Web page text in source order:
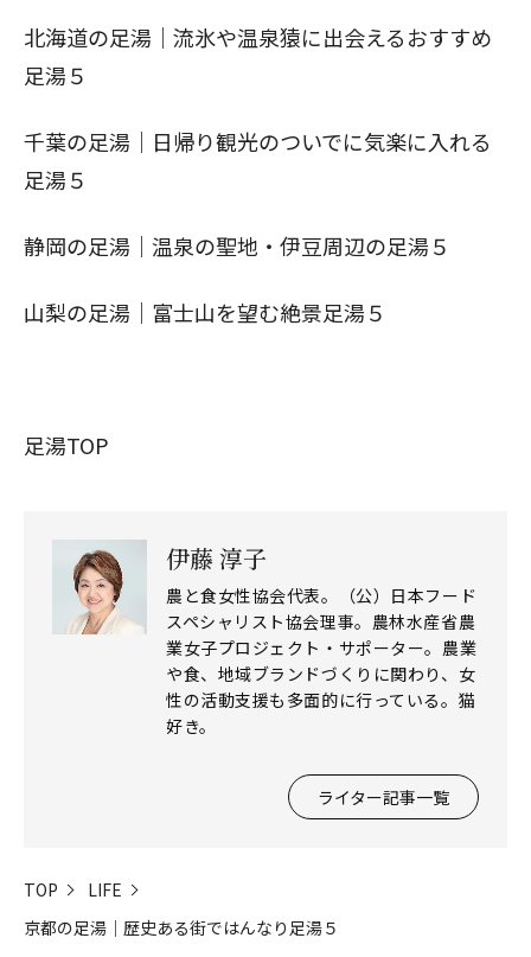
北海道の足湯｜流氷や温泉猿に出会えるおすすめ
足湯５
千葉の足湯｜日帰り観光のついでに気楽に入れる
足湯５
静岡の足湯｜温泉の聖地・伊豆周辺の足湯５
山梨の足湯｜富士山を望む絶景足湯５
足湯TOP
伊藤 淳子
農と食女性協会代表。（公）日本フード
スペシャリスト協会理事。農林水産省農
業女子プロジェクト・サポーター。農業
や食、地域ブランドづくりに関わり、女
性の活動支援も多面的に行っている。猫
好き。
ライター記事一覧
TOP
LIFE
京都の足湯｜歴史ある街ではんなり足湯５